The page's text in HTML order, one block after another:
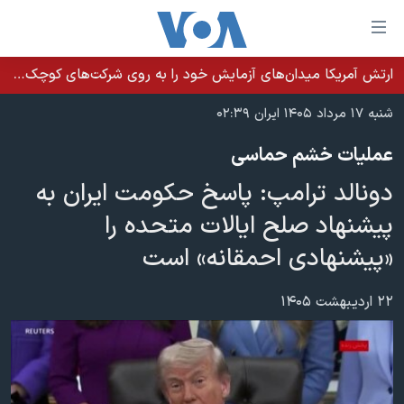
لینکهای
قابل
دسترسی
جهش
محتوای
اصلی
جهش
به
صفحه
اصلی
جهش
به
جستجو
خانه
نسخه سبک وب‌سایت
موضوع ها
ایران
آمریکا
جهان
گزیده‌ها
ویژه برنامه‌ها
ویدیوها
برنامه های تلویزیونی
جدول برنامه ها
صفحه‌های ویژه
عملیات خشم حماسی
۲۵۰سالگی آمریکا
بایگانی برنامه‌های تلویزیونی
فرکانس‌های صدای آمریکا
پخش رادیویی
یادگیری زبان انگلیسی
ارتش آمریکا میدان‌های آزمایش خود را به روی شرکت‌های کوچک می‌گشاید تا تسلیحات سریع‌تر به میدان نبرد برسد
شنبه ۱۷ مرداد ۱۴۰۵ ایران ۰۲:۳۹
عملیات خشم حماسی
دونالد ترامپ: پاسخ حکومت ایران به
پیشنهاد صلح ایالات متحده را
«پیشنهادی احمقانه» است
۲۲ اردیبهشت ۱۴۰۵